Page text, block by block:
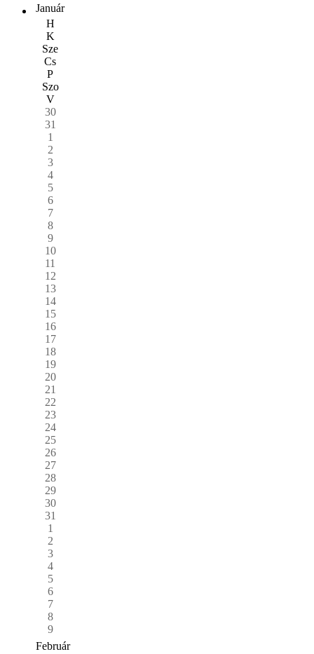
Január
H
K
Sze
Cs
P
Szo
V
30
31
1
2
3
4
5
6
7
8
9
10
11
12
13
14
15
16
17
18
19
20
21
22
23
24
25
26
27
28
29
30
31
1
2
3
4
5
6
7
8
9
Február